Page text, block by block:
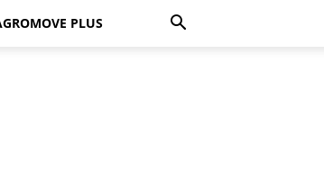
PLUS